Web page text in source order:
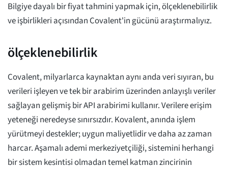
Bilgiye dayalı bir fiyat tahmini yapmak için, ölçeklenebilirlik
ve işbirlikleri açısından Covalent'in gücünü araştırmalıyız.
ölçeklenebilirlik
Covalent, milyarlarca kaynaktan aynı anda veri sıyıran, bu
verileri işleyen ve tek bir arabirim üzerinden anlayışlı veriler
sağlayan gelişmiş bir API arabirimi kullanır. Verilere erişim
yeteneği neredeyse sınırsızdır. Kovalent, anında işlem
yürütmeyi destekler; uygun maliyetlidir ve daha az zaman
harcar. Aşamalı ademi merkeziyetçiliği, sistemini herhangi
bir sistem kesintisi olmadan temel katman zincirinin